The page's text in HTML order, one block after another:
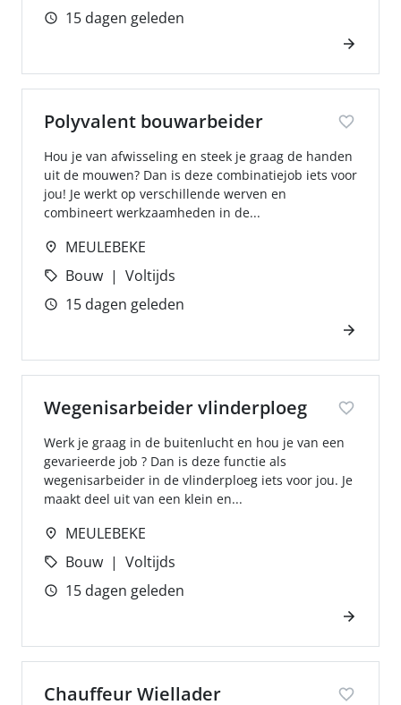
15 dagen geleden
Polyvalent bouwarbeider
Hou je van afwisseling en steek je graag de handen
uit de mouwen? Dan is deze combinatiejob iets voor
jou! Je werkt op verschillende werven en
combineert werkzaamheden in de...
MEULEBEKE
Bouw
Voltijds
15 dagen geleden
Wegenisarbeider vlinderploeg
Werk je graag in de buitenlucht en hou je van een
gevarieerde job ? Dan is deze functie als
wegenisarbeider in de vlinderploeg iets voor jou. Je
maakt deel uit van een klein en...
MEULEBEKE
Bouw
Voltijds
15 dagen geleden
Chauffeur Wiellader